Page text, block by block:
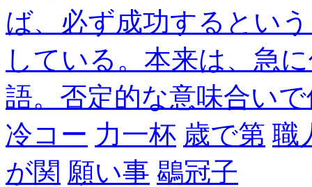
ば、必ず成功するとい
している。本来は、急
語。否定的な意味合い
冷コー 力一杯 歳で第 職
が関 願い事 鶡冠子